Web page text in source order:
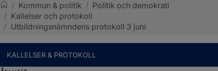
Sotenäs kommun
/ Kommun & politik / Politik och demokrati
/ Kallelser och protokoll
/ Utbildningsnämndens protokoll 3 juni
KALLELSER & PROTOKOLL